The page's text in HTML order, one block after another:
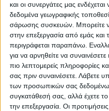
και οι συνεργάτες μας
δεδομένα γεωγραφικής
σάρωσης συσκευών. Μπορείτε
στην επεξεργασία από εμάς
περιγράφεται παραπάνω.
για να αρνηθείτε να
πιο λεπτομερείς πληροφορίες
σας πριν συναινέσετε. Λάβετε
των προσωπικών σας δεδομένων
συγκατάθεσή σας, αλλά έχετε
την επεξεργασία. Οι
15 Ιουλίου, 2026
ΚΑΛΟ ΜΕΣΗΜΕΡΙ